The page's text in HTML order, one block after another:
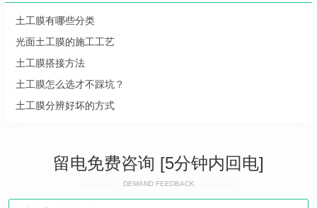
土工膜有哪些分类
光面土工膜的施工工艺
土工膜搭接方法
土工膜怎么选才不踩坑？
土工膜分辨好坏的方式
留电免费咨询 [5分钟内回电]
DEMAND FEEDBACK